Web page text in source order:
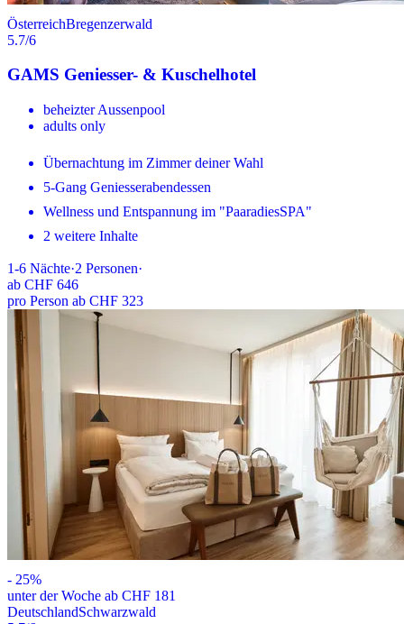
ÖsterreichBregenzerwald
5.7/6
GAMS Geniesser- & Kuschelhotel
beheizter Aussenpool
adults only
Übernachtung im Zimmer deiner Wahl
5-Gang Geniesserabendessen
Wellness und Entspannung im "PaaradiesSPA"
2 weitere Inhalte
1-6 Nächte·2 Personen·
ab CHF 646
pro Person ab CHF 323
- 25%
unter der Woche ab CHF 181
DeutschlandSchwarzwald